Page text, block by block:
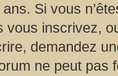
Si vous
vous inscrivez,
demandez
ne peut